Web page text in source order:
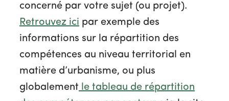
concerné par votre sujet (ou projet).
Retrouvez ici par exemple des
informations sur la répartition des
compétences au niveau territorial en
matière d’urbanisme, ou plus
globalement le tableau de répartition